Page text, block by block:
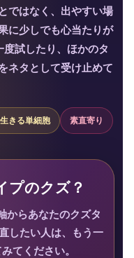
ではなく、出やすい場
に少しでも心当たりが
度試したり、ほかのタ
ネタとして受け止めて
きる単細胞 素直寄り
プのクズ？
からあなたのクズタ
したい人は、もう一
てください。